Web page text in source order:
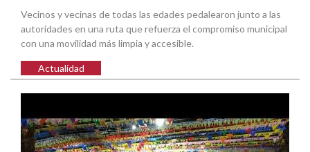
Vecinos y vecinas de todas las edades pedalearon junto a las
autoridades en una ruta que refuerza el compromiso municipal
con una movilidad más limpia y accesible.
Actualidad